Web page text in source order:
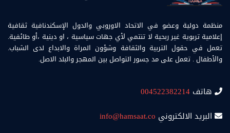
منظمة دولية وعضو في الاتحاد الاوروبي والدول الإسكندنافية ثقافية
إعلامية تربوية غير ربحية لا تنتمي لأي جهات سياسية ، او دينية ،أو طائفية.
تعمل في حقول التربية والثقافة وشؤون المراة والابداع لدى الشباب.
والأطفال . تعمل على مد جسور التواصل بين المهجر والبلد الاصل.
هاتف 004522382214
البريد الالكتروني info@hamsaat.co